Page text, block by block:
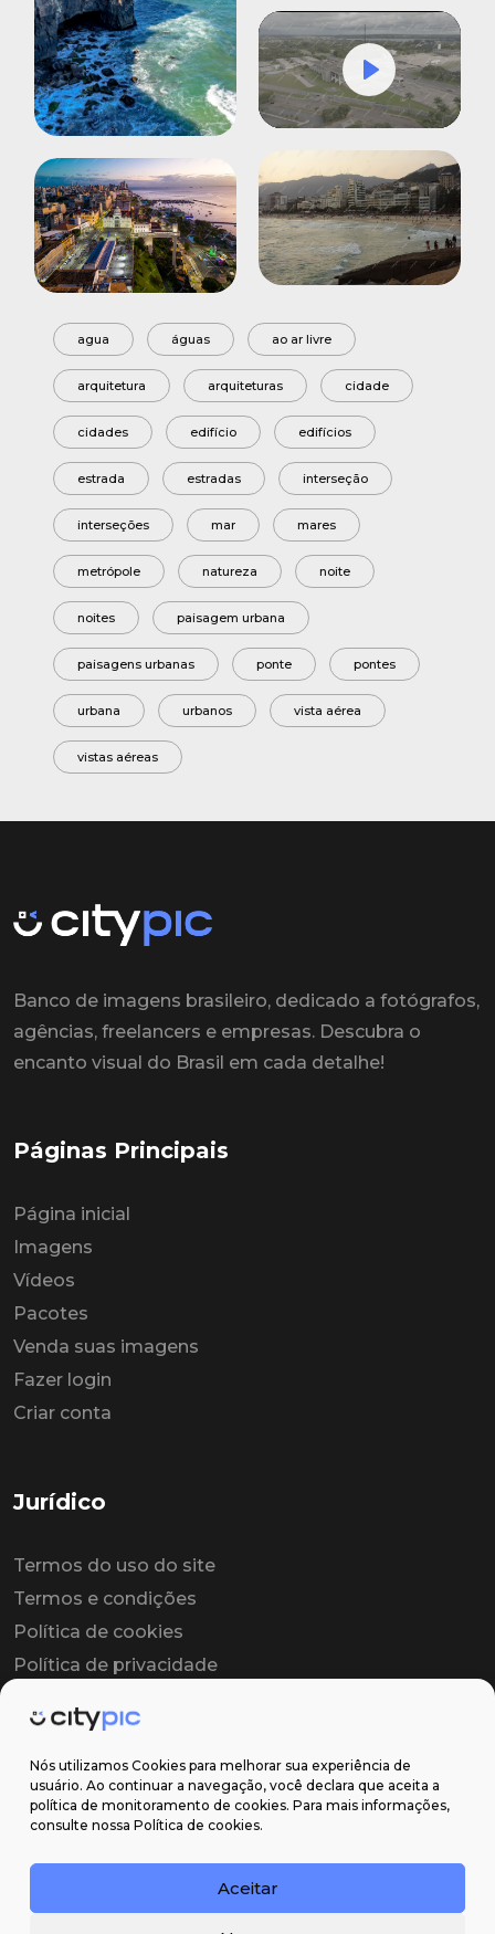
Nós utilizamos Cookies para melhorar sua experiência de
usuário. Ao continuar a navegação, você declara que aceita a
política de monitoramento de cookies. Para mais informações,
consulte nossa Política de cookies.
Aceitar
Mute Settings
Play
agua águas ao ar livre
arquitetura arquiteturas cidade
cidades edifício edifícios
estrada estradas interseção
interseções mar mares
metrópole natureza noite
noites paisagem urbana
paisagens urbanas ponte pontes
urbana urbanos vista aérea
vistas aéreas
Banco de imagens brasileiro, dedicado a fotógrafos,
agências, freelancers e empresas. Descubra o
encanto visual do Brasil em cada detalhe!
Páginas Principais
Página inicial
Imagens
Vídeos
Pacotes
Venda suas imagens
Fazer login
Criar conta
Jurídico
Termos do uso do site
Termos e condições
Política de cookies
Política de privacidade
Contrato de licença
Suporte
Email: contato@citypic.com.br